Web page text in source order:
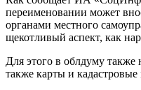
переименовании может
органами местного
щекотливый аспект, как
Для этого в облдуму также
также карты и